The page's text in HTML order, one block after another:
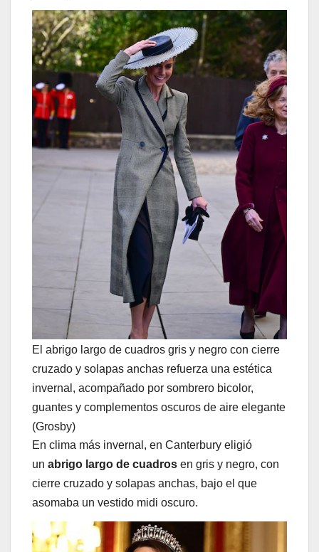
El abrigo largo de cuadros gris y negro con cierre
cruzado y solapas anchas refuerza una estética
invernal, acompañado por sombrero bicolor,
guantes y complementos oscuros de aire elegante
(Grosby)
En clima más invernal, en Canterbury eligió
un abrigo largo de cuadros en gris y negro, con
cierre cruzado y solapas anchas, bajo el que
asomaba un vestido midi oscuro.